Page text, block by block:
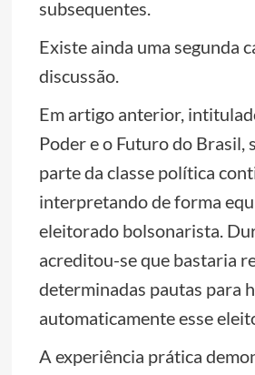
subsequentes.
Existe ainda uma segunda
discussão.
Em artigo anterior,
Poder e o Futuro do Brasil,
parte da classe política
interpretando de forma
eleitorado bolsonarista.
acreditou-se que bastaria
determinadas pautas para
automaticamente esse
A experiência prática